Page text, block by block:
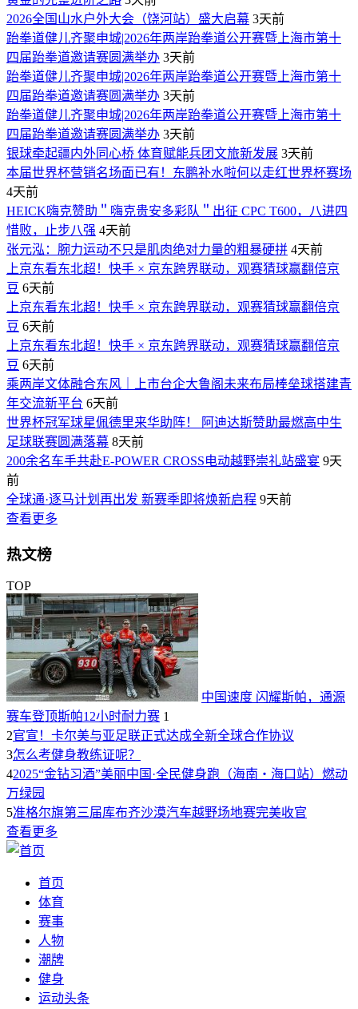
2026全国山水户外大会（饶河站）盛大启幕 3天前
跆拳道健儿齐聚申城|2026年两岸跆拳道公开赛暨上海市第十
四届跆拳道邀请赛圆满举办 3天前
跆拳道健儿齐聚申城|2026年两岸跆拳道公开赛暨上海市第十
四届跆拳道邀请赛圆满举办 3天前
跆拳道健儿齐聚申城|2026年两岸跆拳道公开赛暨上海市第十
四届跆拳道邀请赛圆满举办 3天前
银球牵起疆内外同心桥 体育赋能兵团文旅新发展 3天前
本届世界杯营销名场面已有！东鹏补水啦何以走红世界杯赛场
4天前
HEICK嗨克赞助＂嗨克贵安多彩队＂出征 CPC T600，八进四
惜败，止步八强 4天前
张元泓：腕力运动不只是肌肉绝对力量的粗暴硬拼 4天前
上京东看东北超！快手 × 京东跨界联动，观赛猜球赢翻倍京
豆 6天前
上京东看东北超！快手 × 京东跨界联动，观赛猜球赢翻倍京
豆 6天前
上京东看东北超！快手 × 京东跨界联动，观赛猜球赢翻倍京
豆 6天前
乘两岸文体融合东风｜上市台企大鲁阁未来布局棒垒球搭建青
年交流新平台 6天前
世界杯冠军球星佩德里来华助阵！ 阿迪达斯赞助最燃高中生
足球联赛圆满落幕 8天前
200余名车手共赴E-POWER CROSS电动越野崇礼站盛宴 9天
前
全球通·逐马计划再出发 新赛季即将焕新启程 9天前
查看更多
热文榜
TOP
中国速度 闪耀斯帕，通源
赛车登顶斯帕12小时耐力赛 1
2官宣！卡尔美与亚足联正式达成全新全球合作协议
3怎么考健身教练证呢？
42025“金钻习酒”美丽中国·全民健身跑（海南・海口站）燃动
万绿园
5准格尔旗第三届库布齐沙漠汽车越野场地赛完美收官
查看更多
首页
体育
赛事
人物
潮牌
健身
运动头条